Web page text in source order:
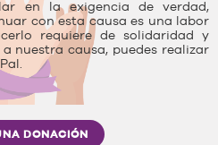
en la exigencia de verdad,
con esta causa es una labor
requiere de solidaridad y
nuestra causa, puedes realizar
DONACIÓN